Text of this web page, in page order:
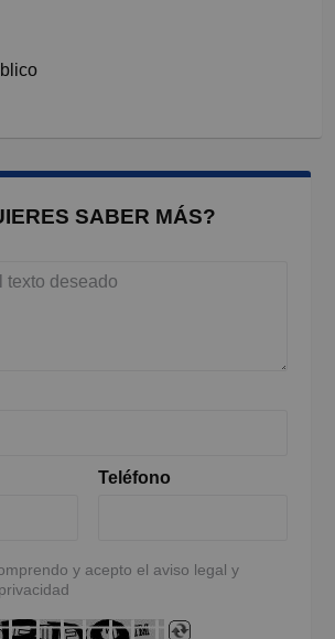
SABER MÁS?
Teléfono
y acepto el aviso legal y